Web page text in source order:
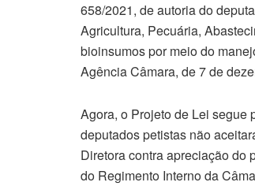
658/2021, de autoria do
Agricultura, Pecuária,
bioinsumos por meio do
Agência Câmara, de 7 de
Agora, o Projeto de Lei segue
deputados petistas não
Diretora contra apreciação do
do Regimento Interno da